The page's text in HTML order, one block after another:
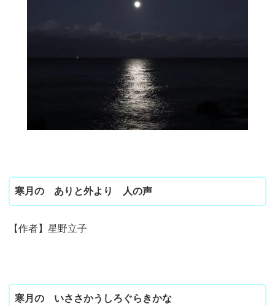
寒月の ありと外より 人の声
【作者】星野立子
寒月の いささかうしろぐらきかな